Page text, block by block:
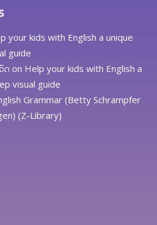
your kids with English a unique
guide
ດ on Help your kids with English a
visual guide
Grammar (Betty Schrampfer
(Z-Library)